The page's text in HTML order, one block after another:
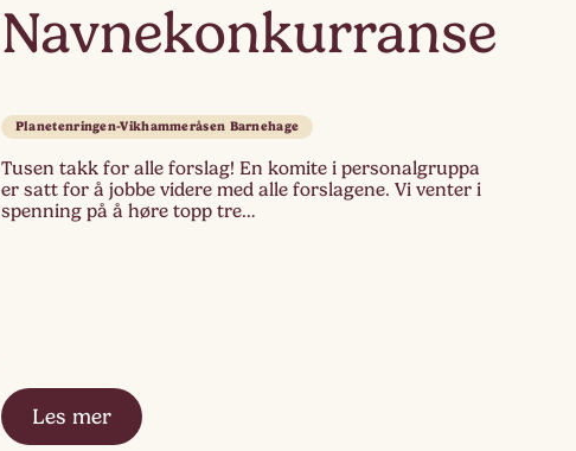
Navnekonkurranse
Planetenringen-Vikhammeråsen Barnehage
Tusen takk for alle forslag! En komite i personalgruppa
er satt for å jobbe videre med alle forslagene. Vi venter i
spenning på å høre topp tre…
Les mer